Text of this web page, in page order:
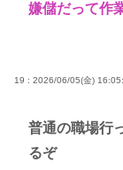
嫌儲だって作
19 : 2026/06/05(金)
普通の職場行
るぞ